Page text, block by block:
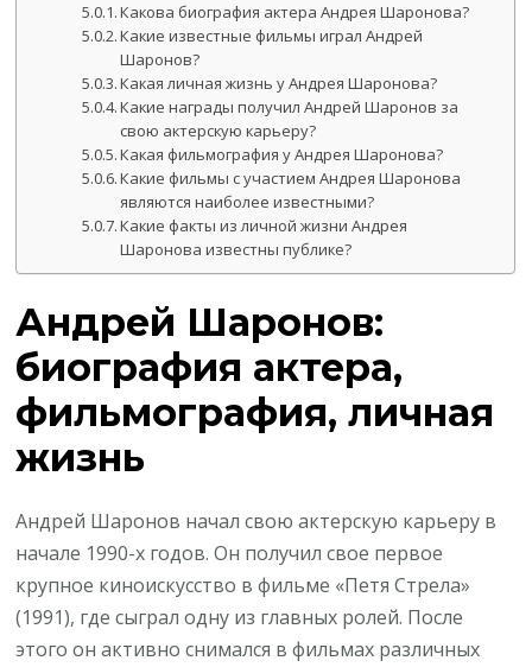
Какова биография актера Андрея Шаронова?
Какие известные фильмы играл Андрей
Шаронов?
Какая личная жизнь у Андрея Шаронова?
Какие награды получил Андрей Шаронов за
свою актерскую карьеру?
Какая фильмография у Андрея Шаронова?
Какие фильмы с участием Андрея Шаронова
являются наиболее известными?
Какие факты из личной жизни Андрея
Шаронова известны публике?
Андрей Шаронов:
биография актера,
фильмография, личная
жизнь
Андрей Шаронов начал свою актерскую карьеру в
начале 1990-х годов. Он получил свое первое
крупное киноискусство в фильме «Петя Стрела»
(1991), где сыграл одну из главных ролей. После
этого он активно снимался в фильмах различных